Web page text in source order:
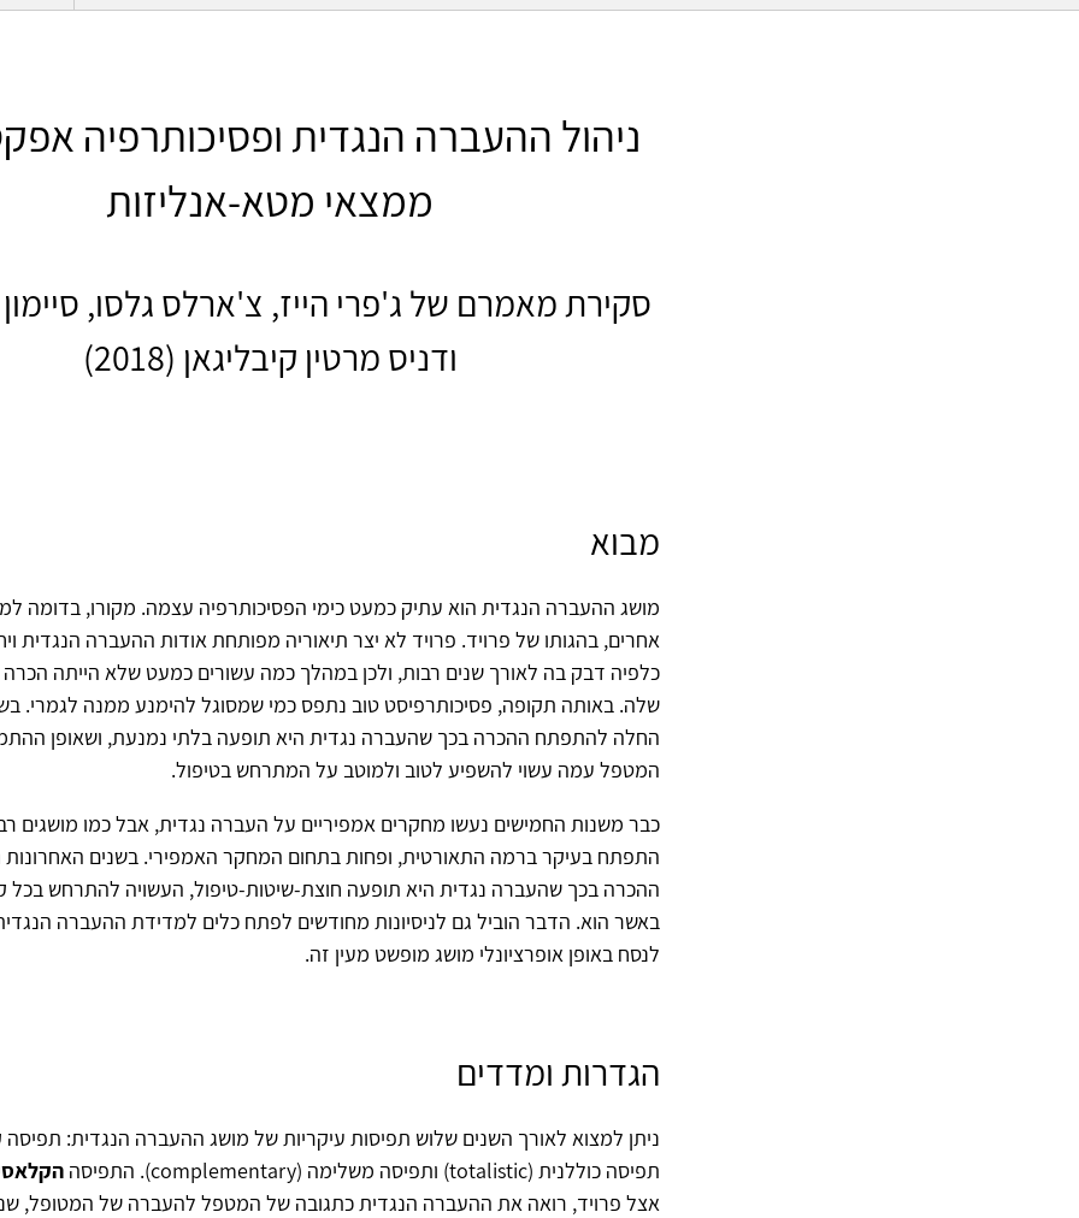
ניהול ההעברה הנגדית ופסיכותרפיה
ממצאי מטא-אנליזות
סקירת מאמרם של ג'פרי הייז, צ'ארלס גלסו,
ודניס מרטין קיבליגאן (2018)
מבוא
מושג ההעברה הנגדית הוא עתיק כמעט כימי הפסיכותרפיה עצמה. מקורו, בדומה
אחרים, בהגותו של פרויד. פרויד לא יצר תיאוריה מפותחת אודות ההעברה הנגדית
כלפיה דבק בה לאורך שנים רבות, ולכן במהלך כמה עשורים כמעט שלא הייתה הכרה
החלה להתפתח ההכרה בכך שהעברה נגדית היא תופעה בלתי נמנעת, ושאופן
המטפל עמה עשוי להשפיע לטוב ולמוטב על המתרחש בטיפול.
כבר משנות החמישים נעשו מחקרים אמפיריים על העברה נגדית, אבל כמו מושגים
התפתח בעיקר ברמה התאורטית, ופחות בתחום המחקר האמפירי. בשנים
ההכרה בכך שהעברה נגדית היא תופעה חוצת-שיטות-טיפול, העשויה להתרחש בכל
באשר הוא. הדבר הוביל גם לניסיונות מחודשים לפתח כלים למדידת ההעברה
לנסח באופן אופרציונלי מושג מופשט מעין זה.
הגדרות ומדדים
ניתן למצוא לאורך השנים שלוש תפיסות עיקריות של מושג ההעברה הנגדית:
תפיסה כוללנית (totalistic) ותפיסה משלימה (complementary). התפיסה
אצל פרויד, רואה את ההעברה הנגדית כתגובה של המטפל להעברה של המטופל,